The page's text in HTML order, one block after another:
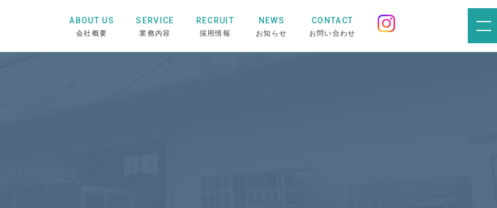
ABOUT US
会社概要
SERVICE
業務内容
RECRUIT
採用情報
NEWS
お知らせ
CONTACT
お問い合わせ